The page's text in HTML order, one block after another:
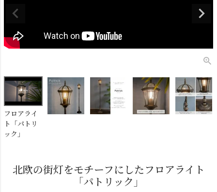
シャンデリア ペンダントライト
フロアライ
ト「パトリ
ック」
北欧の街灯をモチーフにしたフロアライト
「パトリック」